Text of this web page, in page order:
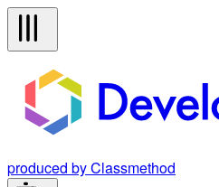
produced by Classmethod